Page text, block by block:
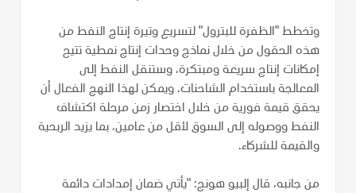
وتخطط "الظفرة للبترول" لتسريع وتيرة إنتاج النفط من
هذه الحقول من خلال نماذج وحدات إنتاج نمطية تتيح
إمكانات إنتاج سريعة ومبتكرة، وستنقل النفط إلى
المعالجة باستخدام الشاحنات. ويمكن لهذا النهج الفعال أن
يحقق قيمة فورية من خلال اختصار زمن مرحلة اكتشاف
النفط ووصوله إلى السوق لأقل من عامين، بما يزيد الربحية
والقيمة للشركاء.
من جانبه، قال إلبيو هونج: "يأتي ضمان إمدادات دائمة